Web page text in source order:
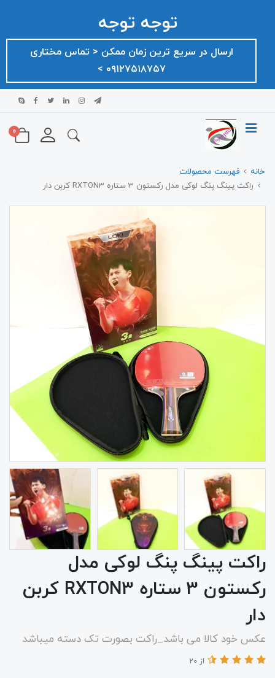
توجه توجه
ارسال در سریع ترین زمان ممکن ‌< تماس مختاری
۰۹۱۲۷۵۱۸۷۵۷ >
0
خانه
فهرست محصولات
راکت پینگ پنگ لوکی مدل رکستون 3 ستاره RXTON3 کربن دار
راکت پینگ پنگ لوکی مدل
رکستون 3 ستاره RXTON3 کربن
دار
عکس خود کالا می باشد_راکت بصورت تک دسته میباشد
از 20